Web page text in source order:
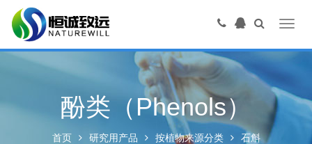
酚类（Phenols）
首页 研究用产品 按植物来源分类 石斛